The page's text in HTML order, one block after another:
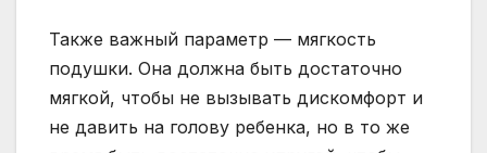
Также важный параметр — мягкость
подушки. Она должна быть достаточно
мягкой, чтобы не вызывать дискомфорт и
не давить на голову ребенка, но в то же